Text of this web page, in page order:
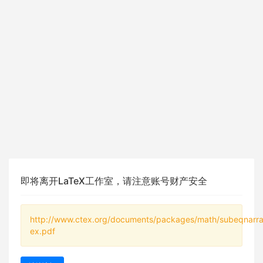
即将离开LaTeX工作室，请注意账号财产安全
http://www.ctex.org/documents/packages/math/
ex.pdf